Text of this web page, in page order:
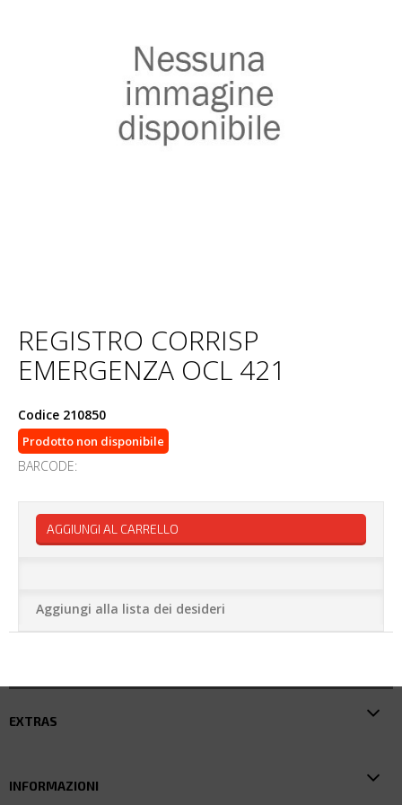
REGISTRO CORRISP
EMERGENZA OCL 421
Codice 210850
Prodotto non disponibile
BARCODE:
AGGIUNGI AL CARRELLO
Aggiungi alla lista dei desideri
EXTRAS
INFORMAZIONI